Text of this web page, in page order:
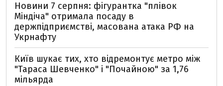
Новини 7 серпня: фігурантка "плівок
Міндіча" отримала посаду в
держпідприємстві, масована атака РФ на
Укрнафту
Київ шукає тих, хто відремонтує метро між
"Тараса Шевченко" і "Почайною" за 1,76
мільярда